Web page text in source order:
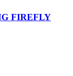
FIREFLY